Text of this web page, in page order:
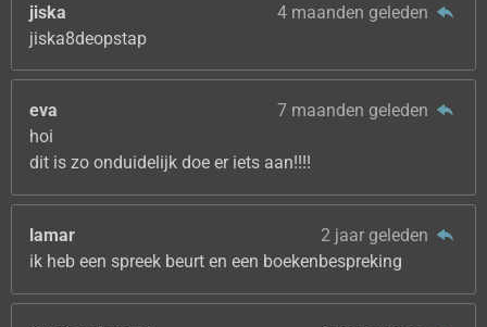
jiska
4 maanden geleden
jiska8deopstap
eva
7 maanden geleden
hoi
dit is zo onduidelijk doe er iets aan!!!!
lamar
2 jaar geleden
ik heb een spreek beurt en een boekenbespreking